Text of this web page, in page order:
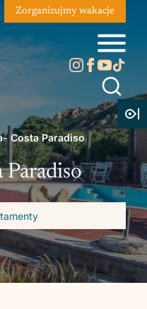
Zorganizujmy wakacje
Costa Paradiso